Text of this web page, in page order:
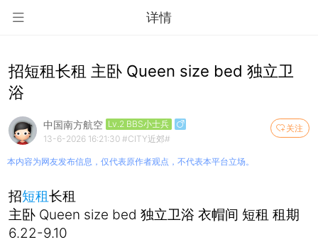
详情
招短租长租 主卧 Queen size bed 独立卫
浴
关注
中国南方航空 Lv.2 BBS小士兵
13-6-2026 16:21:30 #CITY近郊#
本内容为网友发布信息，仅代表原作者观点，不代表本平台立场。
招短租长租
主卧 Queen size bed 独立卫浴 衣帽间 短租 租期
6.22-9.10